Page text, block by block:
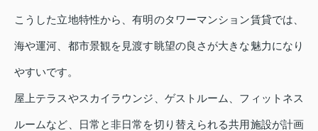
こうした立地特性から、有明のタワーマンション賃貸では、
海や運河、都市景観を見渡す眺望の良さが大きな魅力になり
やすいです。
屋上テラスやスカイラウンジ、ゲストルーム、フィットネス
ルームなど、日常と非日常を切り替えられる共用施設が計画